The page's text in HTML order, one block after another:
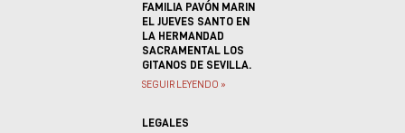
FAMILIA PAVÓN MARIN
EL JUEVES SANTO EN
LA HERMANDAD
SACRAMENTAL LOS
GITANOS DE SEVILLA.
SEGUIR LEYENDO »
LEGALES